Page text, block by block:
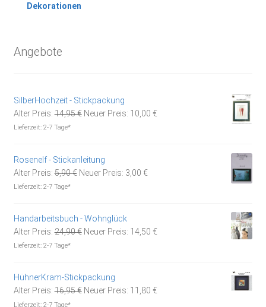
Dekorationen
Angebote
SilberHochzeit - Stickpackung
Alter Preis: 14,95€ Ursprünglicher
Neuer Preis: 10,00 €Aktueller
Lieferzeit: 2-7 Tage*
Rosenelf - Stickanleitung
Alter Preis: 5,90€ Ursprünglicher
Neuer Preis: 3,00 €Aktueller
Lieferzeit: 2-7 Tage*
Handarbeitsbuch - Wohnglück
Alter Preis: 24,90€ Ursprünglicher
Neuer Preis: 14,50 €Aktueller
Lieferzeit: 2-7 Tage*
HühnerKram-Stickpackung
Alter Preis: 16,95€ Ursprünglicher
Neuer Preis: 11,80 €Aktueller
Lieferzeit: 2-7 Tage*